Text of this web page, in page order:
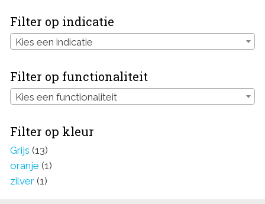
Filter op indicatie
Kies een indicatie
Filter op functionaliteit
Kies een functionaliteit
Filter op kleur
Grijs (13)
oranje (1)
zilver (1)